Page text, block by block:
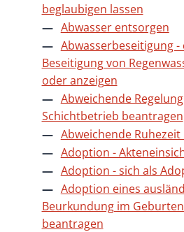
beglaubigen lassen
Abwasser entsorgen
Abwasserbeseitigung
Beseitigung von
oder anzeigen
Abweichende
Schichtbetrieb beantragen
Abweichende
Adoption -
Adoption - sich als
Adoption eines
Beurkundung im
beantragen